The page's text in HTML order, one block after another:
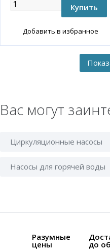
Добавить в избранное
Вас могут
Циркуляционные насосы
Насосы для горячей воды
Разумные
цены до